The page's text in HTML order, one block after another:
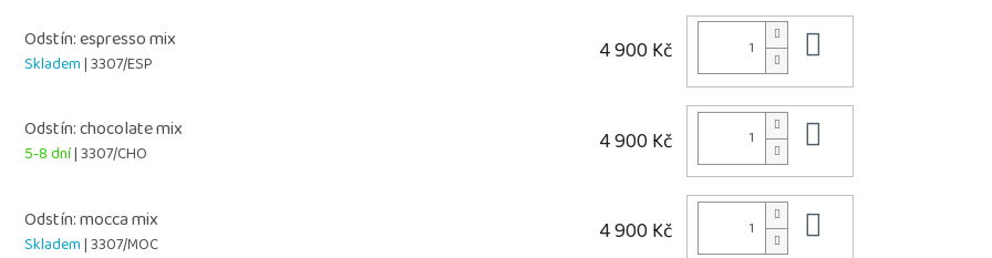
Odstín: espresso mix
Skladem| 3307/ESP 4 900 Kč
Odstín: chocolate mix
5-8 dní| 3307/CHO 4 900 Kč
Odstín: mocca mix
Skladem| 3307/MOC 4 900 Kč